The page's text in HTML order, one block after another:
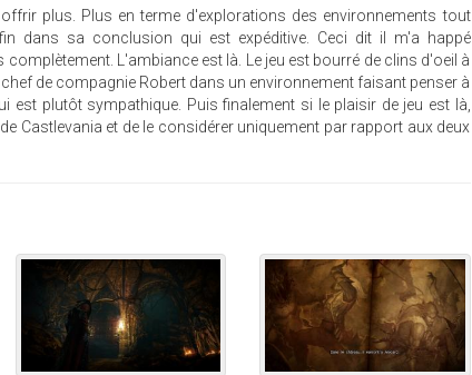
plus. Plus en terme d'explorations des environnements tout
dans sa conclusion qui est expéditive. Ceci dit il m'a happé
L'ambiance est là. Le jeu est bourré de clins d'oeil à
de compagnie Robert dans un environnement faisant penser à
plutôt sympathique. Puis finalement si le plaisir de jeu est là,
Castlevania et de le considérer uniquement par rapport aux deux